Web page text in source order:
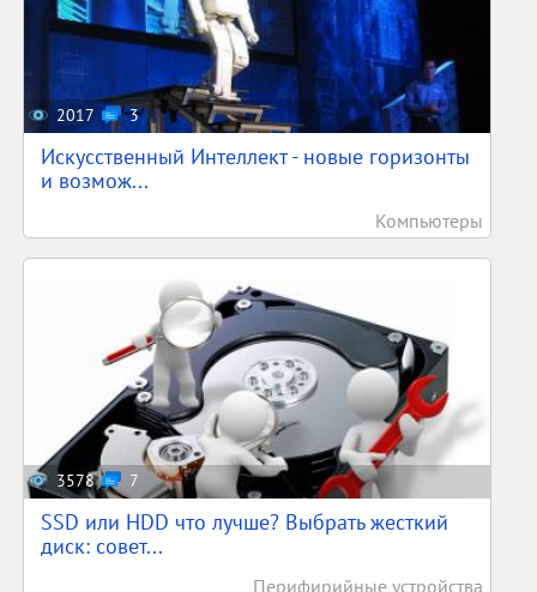
2017 3
Искусственный Интеллект - новые горизонты
и возмож...
Компьютеры
3578 7
SSD или HDD что лучше? Выбрать жесткий
диск: совет...
Перифирийные устройства